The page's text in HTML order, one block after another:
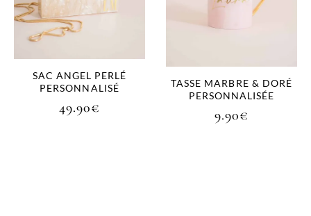
SAC ANGEL PERLÉ
PERSONNALISÉ
49.90€
TASSE MARBRE & DORÉ
PERSONNALISÉE
9.90€